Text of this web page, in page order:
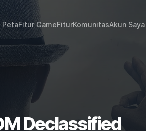
PetaFitur GameFiturKomunitasAkun Saya
Declassified